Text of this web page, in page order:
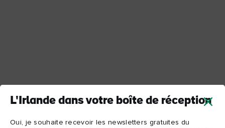
L'Irlande dans votre boîte de réception
Oui, je souhaite recevoir les newsletters gratuites du